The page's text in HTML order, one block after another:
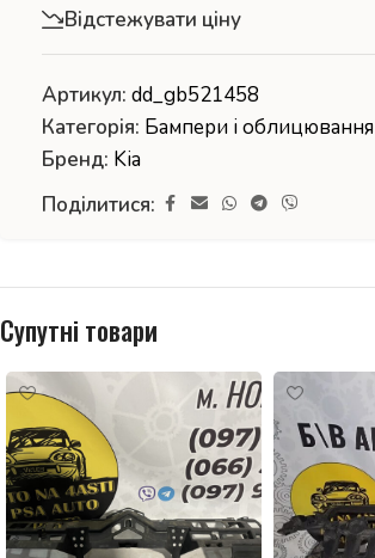
Відстежувати ціну
Артикул: dd_gb521458
Категорія: Бампери і облицювання
Бренд: Kia
Поділитися:
Супутні товари